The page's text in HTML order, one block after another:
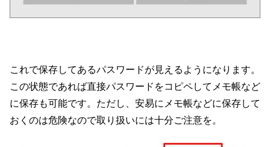
これで保存してあるパスワードが見えるようになります。
この状態であれば直接パスワードをコピペしてメモ帳など
に保存も可能です。ただし、安易にメモ帳などに保存して
おくのは危険なので取り扱いには十分ご注意を。